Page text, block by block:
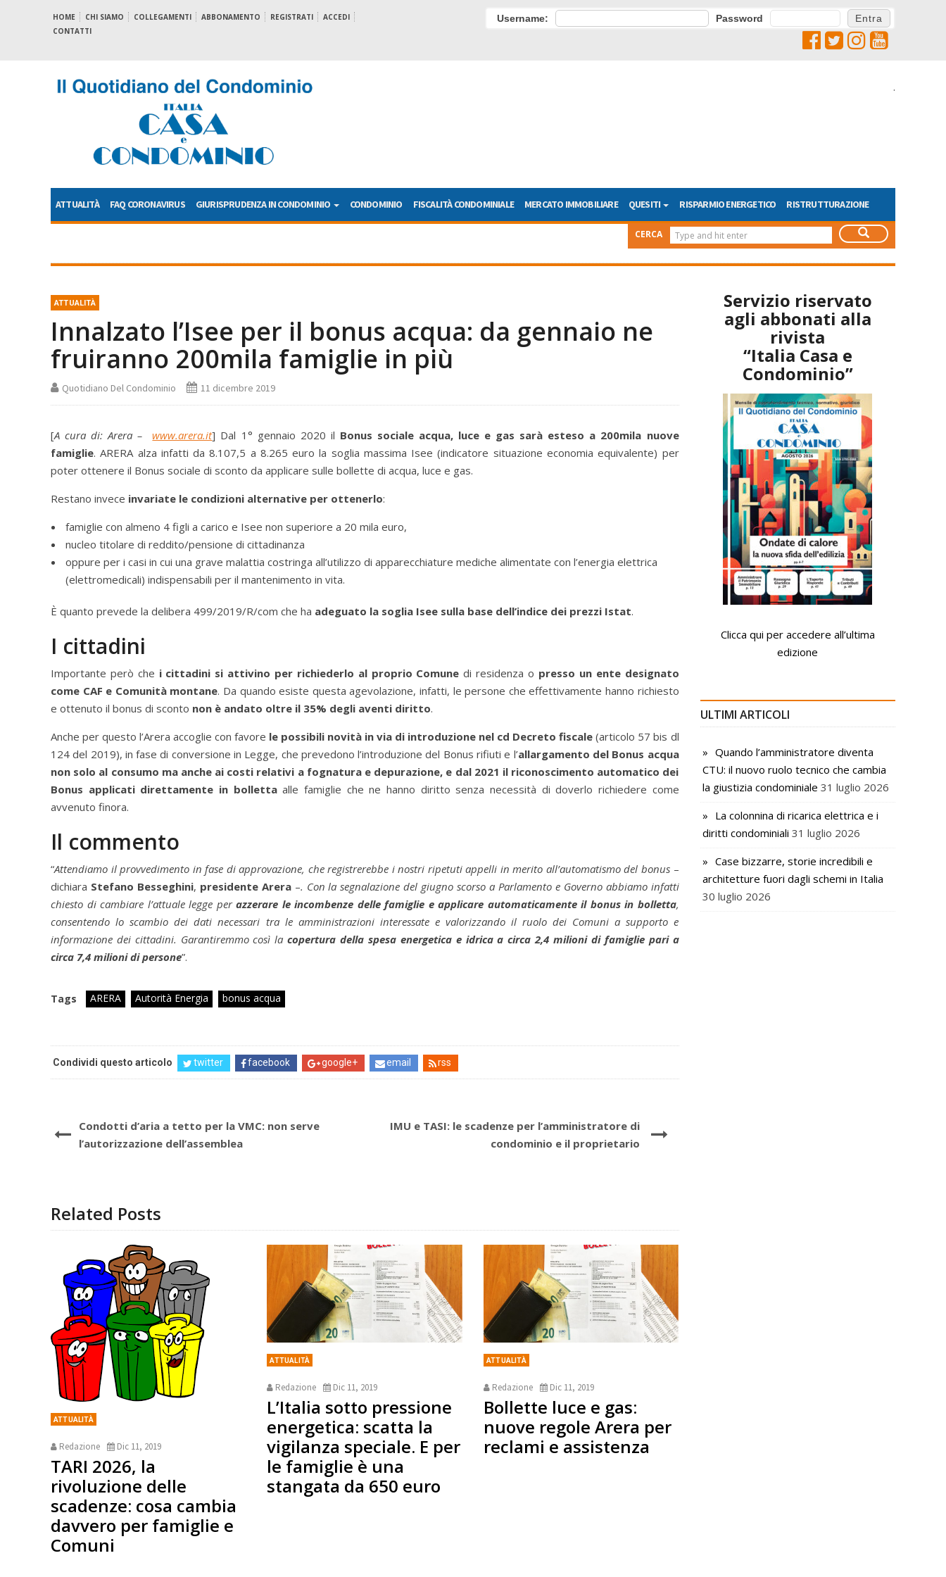
HOME CHI SIAMO COLLEGAMENTI ABBONAMENTO REGISTRATI
ACCEDI
CONTATTI
Username: Password
.
ATTUALITÀ FAQ CORONAVIRUS GIURISPRUDENZA IN CONDOMINIO CONDOMINIO FISCALITÀ CONDOMINIALE MERCATO IMMOBILIARE QUESITI RISPARMIO ENERGETICO RISTRUTTURAZIONE
CERCA
ATTUALITÀ
Innalzato l’Isee per il bonus acqua: da gennaio ne
fruiranno 200mila famiglie in più
Quotidiano Del Condominio 11 dicembre 2019
[A cura di: Arera –www.arera.it] Dal 1° gennaio 2020 il Bonus sociale acqua, luce e gas sarà esteso a 200mila nuove
famiglie. ARERA alza infatti da 8.107,5 a 8.265 euro la soglia massima Isee (indicatore situazione economia equivalente) per
poter ottenere il Bonus sociale di sconto da applicare sulle bollette di acqua, luce e gas.
Restano invece invariate le condizioni alternative per ottenerlo:
famiglie con almeno 4 figli a carico e Isee non superiore a 20 mila euro,
nucleo titolare di reddito/pensione di cittadinanza
oppure per i casi in cui una grave malattia costringa all’utilizzo di apparecchiature mediche alimentate con l’energia elettrica
(elettromedicali) indispensabili per il mantenimento in vita.
È quanto prevede la delibera 499/2019/R/com che ha adeguato la soglia Isee sulla base dell’indice dei prezzi Istat.
I cittadini
Importante però che i cittadini si attivino per richiederlo al proprio Comune di residenza o presso un ente designato
come CAF e Comunità montane. Da quando esiste questa agevolazione, infatti, le persone che effettivamente hanno richiesto
e ottenuto il bonus di sconto non è andato oltre il 35% degli aventi diritto.
Anche per questo l’Arera accoglie con favore le possibili novità in via di introduzione nel cd Decreto fiscale (articolo 57 bis dl
124 del 2019), in fase di conversione in Legge, che prevedono l’introduzione del Bonus rifiuti e l’allargamento del Bonus acqua
non solo al consumo ma anche ai costi relativi a fognatura e depurazione, e dal 2021 il riconoscimento automatico dei
Bonus applicati direttamente in bollettaalle famiglie che ne hanno diritto senza necessità di doverlo richiedere come
avvenuto finora.
Il commento
“Attendiamo il provvedimento in fase di approvazione, che registrerebbe i nostri ripetuti appelli in merito all’automatismo del bonus –
dichiara Stefano Besseghini, presidente Arera–. Con la segnalazione del giugno scorso a Parlamento e Governo abbiamo infatti
chiesto di cambiare l’attuale legge per azzerare le incombenze delle famiglie e applicare automaticamente il bonus in bolletta,
consentendo lo scambio dei dati necessari tra le amministrazioni interessate e valorizzando il ruolo dei Comuni a supporto e
informazione dei cittadini. Garantiremmo così lacopertura della spesa energetica e idrica a circa 2,4 milioni di famiglie pari a
circa 7,4 milioni di persone”.
Tags ARERA Autorità Energia bonus acqua
Condividi questo articolo twitter facebook google+ email rss
Condotti d’aria a tetto per la VMC: non serve
l’autorizzazione dell’assemblea
IMU e TASI: le scadenze per l’amministratore di
condominio e il proprietario
Related Posts
ATTUALITÀ
Redazione Dic 11, 2019
TARI 2026, la
rivoluzione delle
scadenze: cosa cambia
davvero per famiglie e
Comuni
ATTUALITÀ
Redazione Dic 11, 2019
L’Italia sotto pressione
energetica: scatta la
vigilanza speciale. E per
le famiglie è una
stangata da 650 euro
ATTUALITÀ
Redazione Dic 11, 2019
Bollette luce e gas:
nuove regole Arera per
reclami e assistenza
Servizio riservato
agli abbonati alla
rivista
“Italia Casa e
Condominio”
Clicca qui per accedere all’ultima
edizione
ULTIMI ARTICOLI
Quando l’amministratore diventa
CTU: il nuovo ruolo tecnico che cambia
la giustizia condominiale 31 luglio 2026
La colonnina di ricarica elettrica e i
diritti condominiali 31 luglio 2026
Case bizzarre, storie incredibili e
architetture fuori dagli schemi in Italia
30 luglio 2026